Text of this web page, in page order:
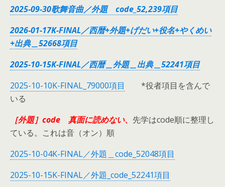
2025-09-30歌舞音曲／外題 code_52,239項目
2026-01-17K-FINAL／西暦+外題+げだい+役名+やくめい
+出典＿52668項目
2025-10-15K-FINAL／西暦＿外題＿出典＿52241項目
2025-10-10K-FINAL_79000項目
*役者項目を含んで
いる
［外題］code 真面に読めない、 先学はcode順に整理し
ている。これは音（オン）順
2025-10-04K-FINAL／外題＿code_52048項目
2025-10-15K-FINAL／外題_code_52241項目